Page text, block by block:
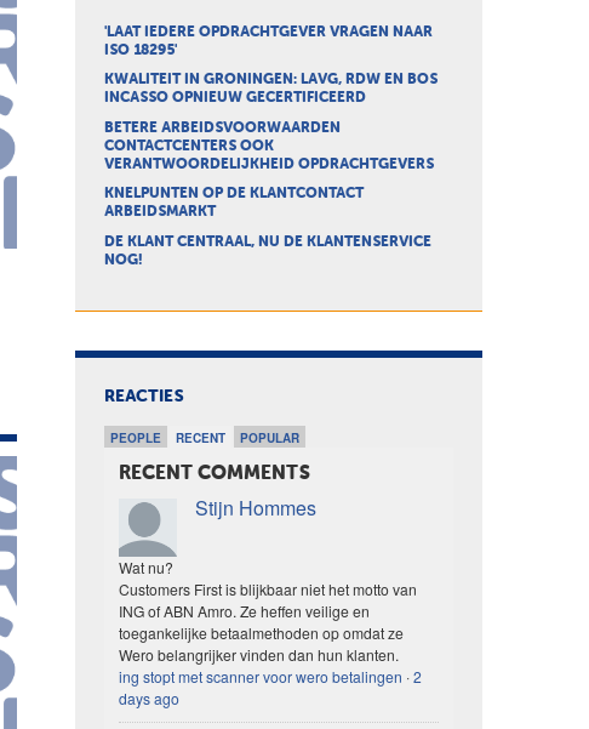
'LAAT IEDERE OPDRACHTGEVER VRAGEN NAAR
ISO 18295'
KWALITEIT IN GRONINGEN: LAVG, RDW EN BOS
INCASSO OPNIEUW GECERTIFICEERD
BETERE ARBEIDSVOORWAARDEN
CONTACTCENTERS OOK
VERANTWOORDELIJKHEID OPDRACHTGEVERS
KNELPUNTEN OP DE KLANTCONTACT
ARBEIDSMARKT
DE KLANT CENTRAAL, NU DE KLANTENSERVICE
NOG!
REACTIES
PEOPLE RECENT POPULAR
RECENT COMMENTS
Stijn Hommes
Wat nu?
Customers First is blijkbaar niet het motto van
ING of ABN Amro. Ze heffen veilige en
toegankelijke betaalmethoden op omdat ze
Wero belangrijker vinden dan hun klanten.
ing stopt met scanner voor wero betalingen ·2
days ago